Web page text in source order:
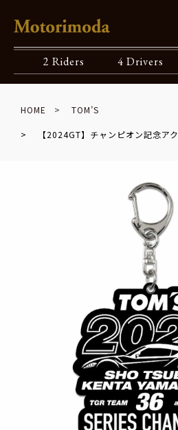
2 Riders 4 Drivers
HOME TOM’S
【2024GT】チャンピオン記念ア